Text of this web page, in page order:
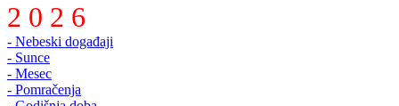
2 0 2 6
- Nebeski događaji
- Sunce
- Mesec
- Pomračenja